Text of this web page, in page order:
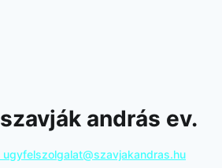
szavják andrás ev.
ugyfelszolgalat@szavjakandras.hu